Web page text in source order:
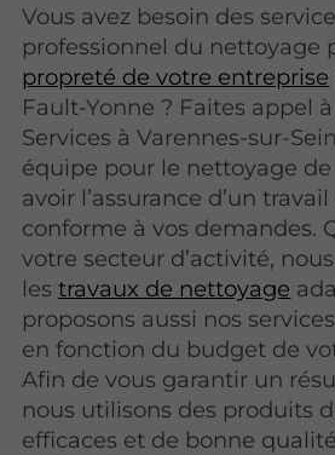
Vous avez besoin des
professionnel du nettoyage
propreté de votre entreprise
Fault-Yonne ? Faites appel
Services à Varennes-sur-
équipe pour le nettoyage de
avoir l’assurance d’un
conforme à vos demandes.
votre secteur d’activité,
lestravaux de nettoyage
proposons aussi nos
en fonction du budget de
Afin de vous garantir un
nous utilisons des produits
efficaces et de bonne